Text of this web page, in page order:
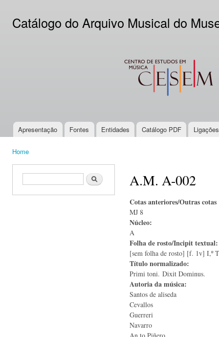
Catálogo do Arquivo Musical do
CESEM
Main menu
Apresentação Fontes Entidades Catálogo PDF
Home
Search form Search A.M. A-002
Cotas anteriores/Outras
MJ 8
Núcleo:
A
Folha de rosto/Incipit
[sem folha de rosto] [f. 1v] I,º
Título normalizado:
Primi toni. Dixit Dominus.
Autoria da música:
Santos de aliseda
Cevallos
Guerreri
Navarro